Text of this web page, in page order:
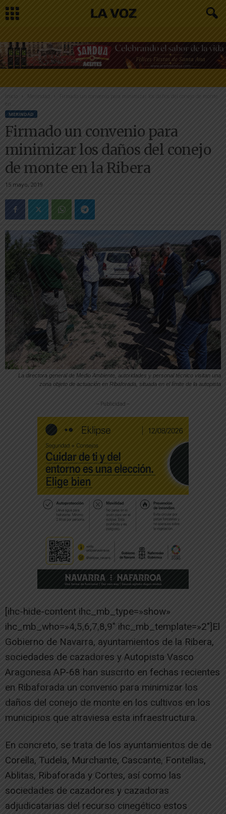
Inicio
Firmado un convenio para minimizar los daños del conejo de monte
MERINDAD
Firmado un convenio para
minimizar los daños del conejo
de monte en la Ribera
15 mayo, 2019
La directora general de Medio Ambiente, autoridades y personal técnico visitan una
zona objeto de actuación en Ribaforada, situada en el límite de la autopista
-- Publicidad --
[ihc-hide-content ihc_mb_type=»show»
ihc_mb_who=»4,5,6,7,8,9″ ihc_mb_template=»2″]El
Gobierno de Navarra, ayuntamientos de la Ribera,
sociedades de cazadores y Autopista Vasco
Aragonesa AP-68 han suscrito en fechas recientes
en Ribaforada un convenio para minimizar los
daños del conejo de monte en los cultivos en los
municipios que atraviesa esta infraestructura.
En concreto, se trata de los ayuntamientos de de
Corella, Tudela, Murchante, Cascante, Fontellas,
Ablitas, Ribaforada y Cortes, así como las
sociedades de cazadores y cazadoras
adjudicatarias del recurso cinegético estos